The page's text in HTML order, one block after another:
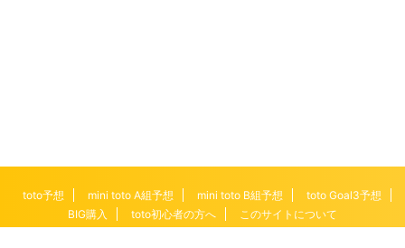
toto予想 mini toto A組予想 mini toto B組予想
toto Goal3予想
BIG購入
toto初心者の方へ このサイトについて